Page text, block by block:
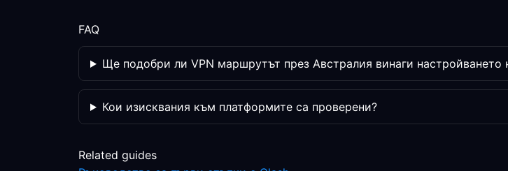
FAQ
Ще подобри ли VPN маршрутът през Австралия винаги настройването
Кои изисквания към платформите са проверени?
Related guides